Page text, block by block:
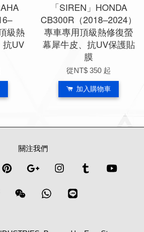
級熱
抗UV
「SIREN」HONDA
CB300R（2018–2024）
專車專用頂級熱修復螢
幕犀牛皮、抗UV保護貼
膜
從NT$ 350 起
加入購物車
關注我們
Pinterest Google Instagram Tumblr
Vimeo Wechat Whatsapp